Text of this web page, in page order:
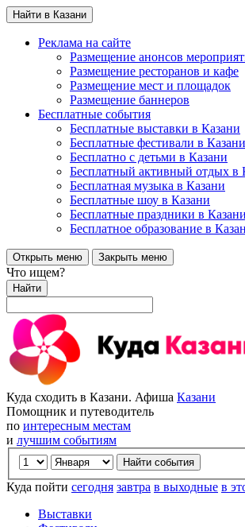
Найти в Казани
Реклама на сайте
Размещение анонсов
Размещение ресторанов и кафе
Размещение мест и площадок
Размещение баннеров
Бесплатные события
Бесплатные выставки в Казани
Бесплатные фестивали в Казани
Бесплатно с детьми в Казани
Бесплатный активный отдых в
Бесплатная музыка в Казани
Бесплатные шоу в Казани
Бесплатные праздники в Казани
Бесплатное образование в
Открыть меню Закрыть меню
Что ищем?
Найти
Куда сходить в Казани. Афиша Казани
Помощник и путеводитель
по интересным местам
и лучшим событиям
Куда пойти сегодня завтра в выходные в
Выставки